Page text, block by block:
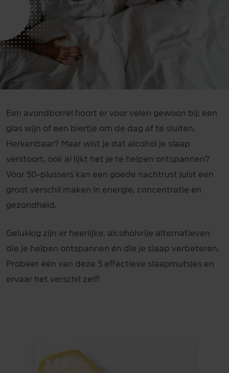
Een avondborrel hoort er voor velen gewoon bij: een
glas wijn of een biertje om de dag af te sluiten.
Herkenbaar? Maar wist je dat alcohol je slaap
verstoort, ook al lijkt het je te helpen ontspannen?
Voor 50-plussers kan een goede nachtrust juist een
groot verschil maken in energie, concentratie en
gezondheid.
Gelukkig zijn er heerlijke, alcoholvrije alternatieven
die je helpen ontspannen én die je slaap verbeteren.
Probeer één van deze 5 effectieve slaapmutsjes en
ervaar het verschil zelf!
1 / 5